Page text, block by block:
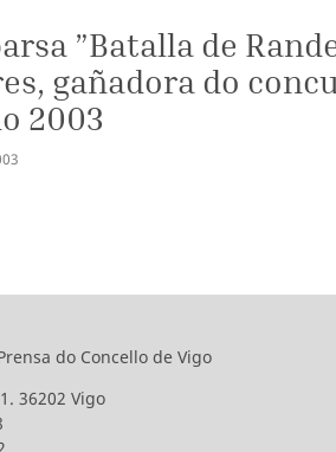
”Batalla de
gañadora do
2003
do Concello de Vigo
36202 Vigo